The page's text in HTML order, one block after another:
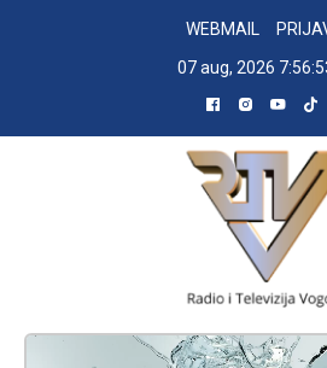
WEBMAIL
07 aug, 2026
RADIO